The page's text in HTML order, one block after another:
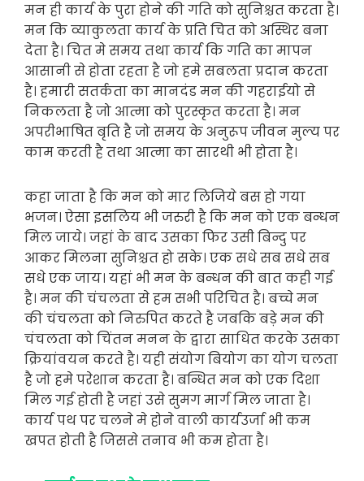
मन ही कार्य के पुरा होने की गति को सुनिश्चत करता है।
मन कि व्याकुलता कार्य के प्रति चित को अस्थिर बना
देता है। चित मे समय तथा कार्य कि गति का मापन
आसानी से होता रहता है जो हमे सबलता प्रदान करता
है। हमारी सतर्कता का मानदंड मन की गहराईयो से
निकलता है जो आत्मा को पुरस्कृत करता है। मन
अपरीभाषित बृति है जो समय के अनुरूप जीवन मुल्य पर
काम करती है तथा आत्मा का सारथी भी होता है।
कहा जाता है कि मन को मार लिजिये बस हो गया
भजन। ऐसा इसलिय भी जरुरी है कि मन को एक बन्धन
मिल जाये। जहां के बाद उसका फिर उसी बिन्दु पर
आकर मिलना सुनिश्चत हो सके। एक सधे सब सधे सब
सधे एक जाय। यहां भी मन के बन्धन की बात कही गई
है। मन की चंचलता से हम सभी परिचित है। बच्चे मन
की चंचलता को निरुपित करते है जबकि बड़े मन की
चंचलता को चिंतन मनन के द्वारा साधित करके उसका
क्रियांवयन करते है। यही संयोग बियोग का योग चलता
है जो हमे परेशान करता है। बन्धित मन को एक दिशा
मिल गई होती है जहां उसे सुमग मार्ग मिल जाता है।
कार्य पथ पर चलने मे होने वाली कार्यउर्जा भी कम
खपत होती है जिससे तनाव भी कम होता है।